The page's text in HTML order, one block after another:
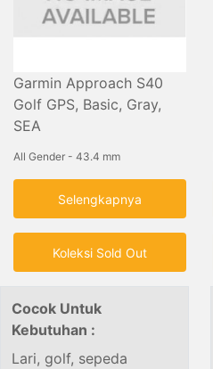
Garmin Approach S40
Golf GPS, Basic, Gray,
SEA
All Gender - 43.4 mm
Selengkapnya
Koleksi Sold Out
Cocok Untuk
Kebutuhan :
Lari, golf, sepeda